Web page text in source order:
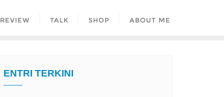
REVIEW TALK SHOP ABOUT ME
ENTRI TERKINI